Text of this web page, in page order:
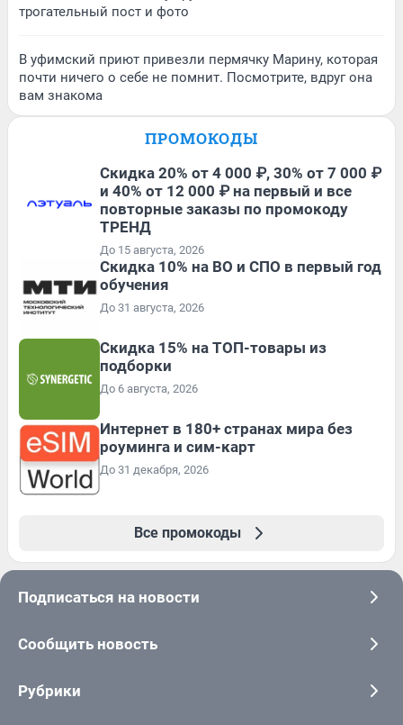
трогательный пост и фото
В уфимский приют привезли пермячку Марину, которая
почти ничего о себе не помнит. Посмотрите, вдруг она
вам знакома
ПРОМОКОДЫ
Скидка 20% от 4 000 ₽, 30% от 7 000 ₽
и 40% от 12 000 ₽ на первый и все
повторные заказы по промокоду
ТРЕНД
До 15 августа, 2026
Скидка 10% на ВО и СПО в первый год
обучения
До 31 августа, 2026
Скидка 15% на ТОП-товары из
подборки
До 6 августа, 2026
Интернет в 180+ странах мира без
роуминга и сим-карт
До 31 декабря, 2026
Все промокоды
Подписаться на новости
Сообщить новость
Рубрики